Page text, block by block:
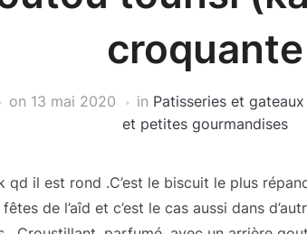
croquante
on 13 mai 2020 in Patisseries et
et petites gourmandises
qd il est rond .C’est le biscuit le plus
de l’aîd et c’est le cas aussi dans